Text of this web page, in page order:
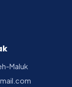
Maluk